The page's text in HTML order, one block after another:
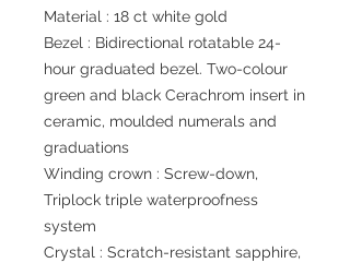
Material : 18 ct white gold
Bezel : Bidirectional rotatable 24-
hour graduated bezel. Two-colour
green and black Cerachrom insert in
ceramic, moulded numerals and
graduations
Winding crown : Screw-down,
Triplock triple waterproofness
system
Crystal : Scratch-resistant sapphire,